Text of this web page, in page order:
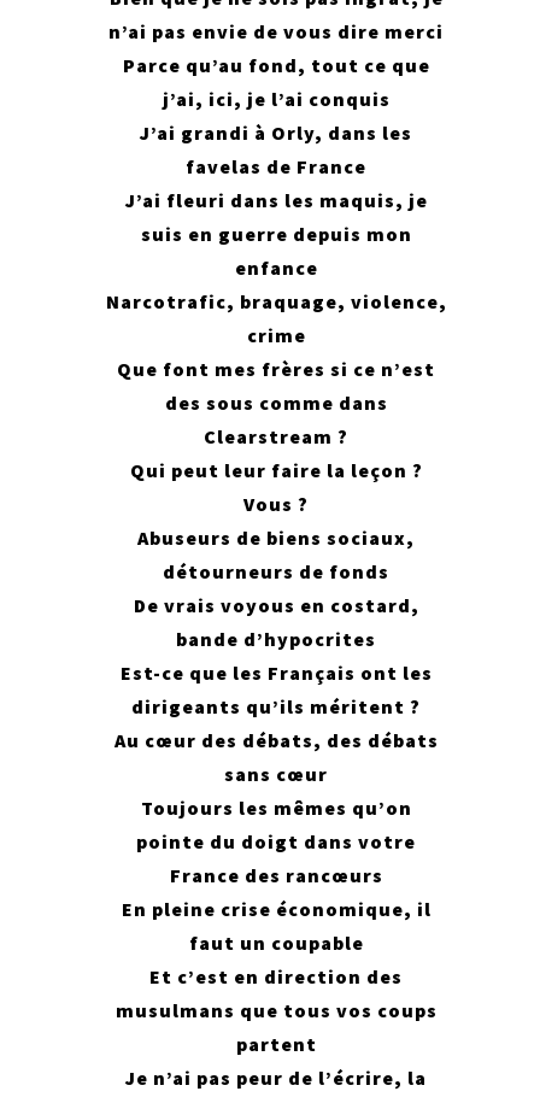
n’ai pas envie de vous dire merci
Parce qu’au fond, tout ce que
j’ai, ici, je l’ai conquis
J’ai grandi à Orly, dans les
favelas de France
J’ai fleuri dans les maquis, je
suis en guerre depuis mon
enfance
Narcotrafic, braquage, violence,
crime
Que font mes frères si ce n’est
des sous comme dans
Clearstream ?
Qui peut leur faire la leçon ?
Vous ?
Abuseurs de biens sociaux,
détourneurs de fonds
De vrais voyous en costard,
bande d’hypocrites
Est-ce que les Français ont les
dirigeants qu’ils méritent ?
Au cœur des débats, des débats
sans cœur
Toujours les mêmes qu’on
pointe du doigt dans votre
France des rancœurs
En pleine crise économique, il
faut un coupable
Et c’est en direction des
musulmans que tous vos coups
partent
Je n’ai pas peur de l’écrire, la